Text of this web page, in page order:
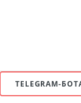
TELEGRAM-